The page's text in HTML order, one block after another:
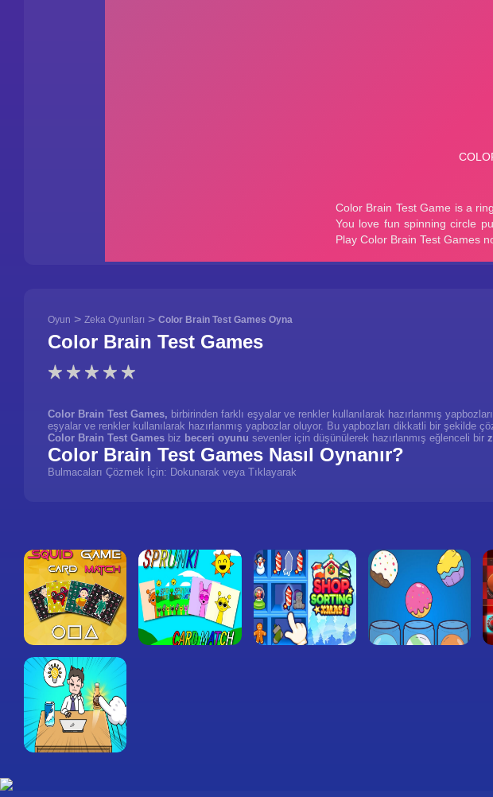
Oyun > Zeka Oyunları > Color Brain Test Games Oyna
Color Brain Test Games
Color Brain Test Games, birbirinden farklı eşyalar ve renkler kullanılarak hazırlanmış
eşyalar ve renkler kullanılarak hazırlanmış yapbozlar oluyor. Bu yapbozları dikkatli bir
Color Brain Test Games biz beceri oyunu sevenler için düşünülerek hazırlanmış eğlenceli bir
Color Brain Test Games Nasıl Oynanır?
Bulmacaları Çözmek İçin: Dokunarak veya Tıklayarak